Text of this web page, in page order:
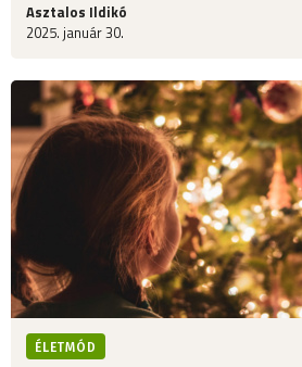
Asztalos Ildikó
2025. január 30.
ÉLETMÓD